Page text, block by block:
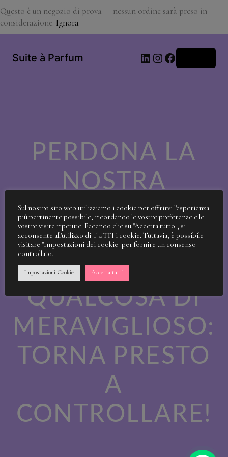
Questo è un negozio di prova — nessun ordine sarà preso in
considerazione. Ignora
Suite à Parfum LinkedIn
Instagram
Facebook
PERDONA LA
NOSTRA
SPORCIZIA!
STIAMO
LAVORANDO A
QUALCOSA DI
MERAVIGLIOSO:
TORNA PRESTO
A
CONTROLLARE!
Sul nostro sito web utilizziamo i cookie per offrirvi l'esperienza
più pertinente possibile, ricordando le vostre preferenze e le
vostre visite ripetute. Facendo clic su "Accetta tutto", si
acconsente all'utilizzo di TUTTI i cookie. Tuttavia, è possibile
visitare "Impostazioni dei cookie" per fornire un consenso
controllato.
Impostazioni Cookie Accetta tutti